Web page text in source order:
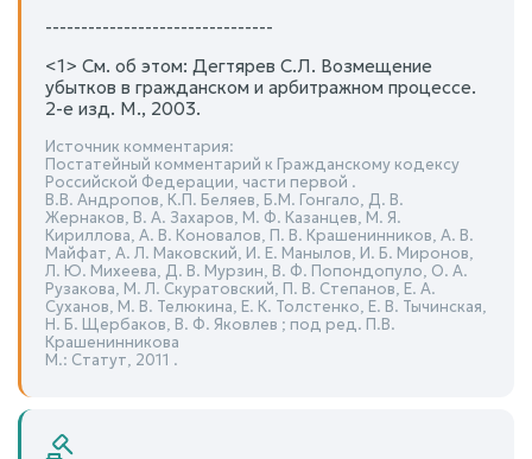
--------------------------------
<1> См. об этом: Дегтярев С.Л. Возмещение
убытков в гражданском и арбитражном процессе.
2-е изд. М., 2003.
Источник комментария:
Постатейный комментарий к Гражданскому кодексу
Российской Федерации, части первой .
В.В. Андропов, К.П. Беляев, Б.М. Гонгало, Д. В.
Жернаков, В. А. Захаров, М. Ф. Казанцев, М. Я.
Кириллова, А. В. Коновалов, П. В. Крашенинников, А. В.
Майфат, А. Л. Маковский, И. Е. Манылов, И. Б. Миронов,
Л. Ю. Михеева, Д. В. Мурзин, В. Ф. Попондопуло, О. А.
Рузакова, М. Л. Скуратовский, П. В. Степанов, Е. А.
Суханов, М. В. Телюкина, Е. К. Толстенко, Е. В. Тычинская,
Н. Б. Щербаков, В. Ф. Яковлев ; под ред. П.В.
Крашенинникова
М.: Статут, 2011 .